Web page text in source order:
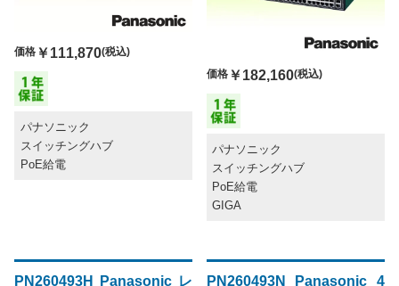
価格 ￥111,870(税込)
パナソニック
スイッチングハブ
PoE給電
価格￥182,160(税込)
パナソニック
スイッチングハブ
PoE給電
GIGA
PN260493H Panasonic レ
PN260493N Panasonic 4